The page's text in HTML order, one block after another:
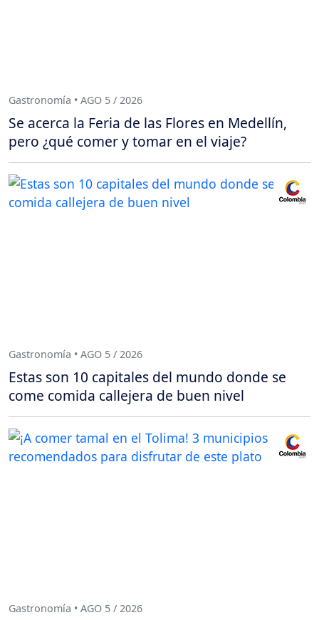
Gastronomía • AGO 5 / 2026
Se acerca la Feria de las Flores en Medellín,
pero ¿qué comer y tomar en el viaje?
Gastronomía • AGO 5 / 2026
Estas son 10 capitales del mundo donde se
come comida callejera de buen nivel
Gastronomía • AGO 5 / 2026